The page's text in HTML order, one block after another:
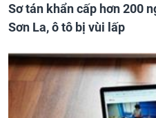
Sơ tán khẩn cấp hơn 200
Sơn La, ô tô bị vùi lấp